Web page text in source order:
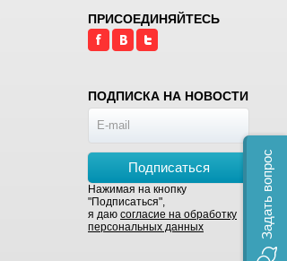
ПРИСОЕДИНЯЙТЕСЬ
ПОДПИСКА НА НОВОСТИ
Подписаться
Нажимая на кнопку
"Подписаться",
я даю согласие на обработку
персональных данных
Задать вопрос